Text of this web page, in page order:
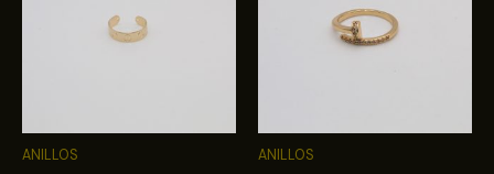
ANILLOS ANILLOS